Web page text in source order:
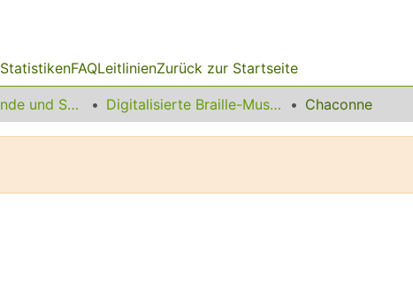
StatistikenFAQLeitlinienZurück zur Startseite
Service für Blinde und Sehbehinderte Digitalisierte Braille-Musik-Matrizen des VzfB Chaconne